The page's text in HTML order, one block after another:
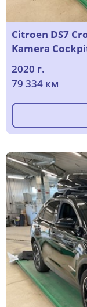
Citroen DS7
Kamera
2020 г.
79 334 км